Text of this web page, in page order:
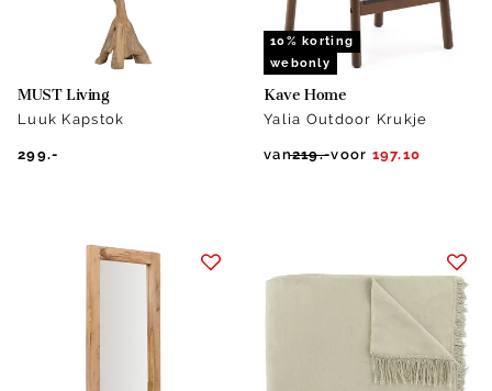
MUST Living
Luuk Kapstok
299.-
10% korting
webonly
Kave Home
Yalia Outdoor Krukje
van219.-voor 197.10